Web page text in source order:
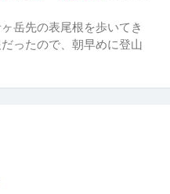
岳先の表尾根を歩いてき
ったので、朝早めに登山